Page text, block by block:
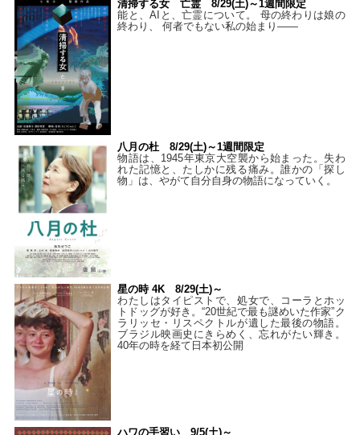
清掃する女 亡霊 8/29(土)～1週間限定
能と、AIと、亡霊について。 母の終わりは娘の
終わり、 何者でもない私の始まり――
八月の杜 8/29(土)～1週間限定
物語は、1945年東京大空襲から始まった。失わ
れた記憶と、たしかに残る痛み。誰かの「探し
物」は、やがて自分自身の物語になっていく。
星の時 4K 8/29(土)～
わたしはタイピストで、処⼥で、コーラとホッ
トドッグが好き。“20世紀で最も謎めいた作家”ク
ラリッセ・リスペクトルが遺した最後の物語。
ブラジル映画史にきらめく、忘れがたい輝き。
40年の時を経て⽇本初公開
ハワの手習い 9/5(土)～